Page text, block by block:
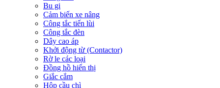
Bu gi
Cảm biến xe nâng
Công tắc tiến lùi
Công tắc đèn
Dây cao áp
Khởi động từ (Contactor)
Rờ le các loại
Đồng hồ hiển thị
Giắc cắm
Hộp cầu chì